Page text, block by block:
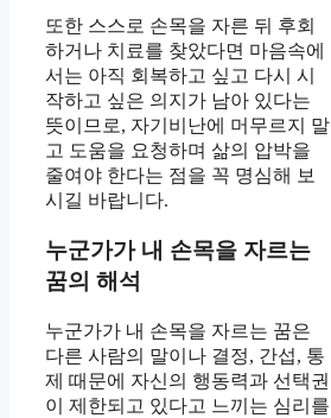
또한 스스로 손목을 자른 뒤 후회
하거나 치료를 찾았다면 마음속에
서는 아직 회복하고 싶고 다시 시
작하고 싶은 의지가 남아 있다는
뜻이므로, 자기비난에 머무르지 말
고 도움을 요청하며 삶의 압박을
줄여야 한다는 점을 꼭 명심해 보
시길 바랍니다.
누군가가 내 손목을 자르는
꿈의 해석
누군가가 내 손목을 자르는 꿈은
다른 사람의 말이나 결정, 간섭, 통
제 때문에 자신의 행동력과 선택권
이 제한되고 있다고 느끼는 심리를